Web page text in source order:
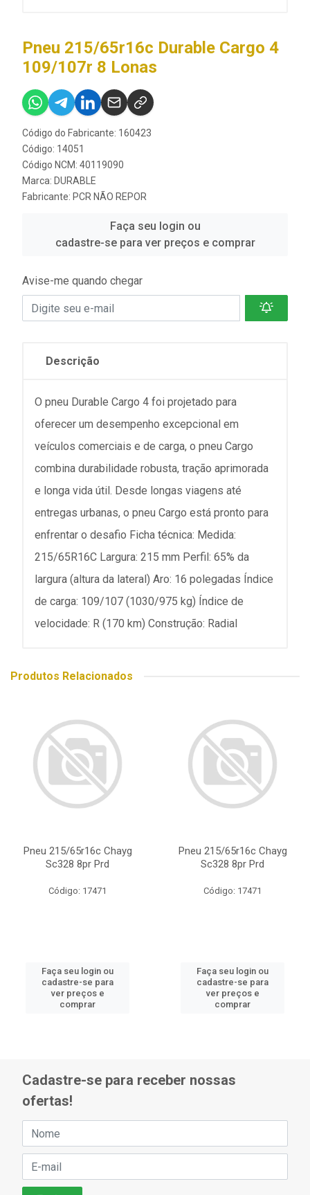
Pneu 215/65r16c Durable Cargo 4
109/107r 8 Lonas
Código do Fabricante: 160423
Código: 14051
Código NCM: 40119090
Marca: DURABLE
Fabricante: PCR NÃO REPOR
Faça seu login ou
cadastre-se para ver preços e comprar
Avise-me quando chegar
Descrição
O pneu Durable Cargo 4 foi projetado para
oferecer um desempenho excepcional em
veículos comerciais e de carga, o pneu Cargo
combina durabilidade robusta, tração aprimorada
e longa vida útil. Desde longas viagens até
entregas urbanas, o pneu Cargo está pronto para
enfrentar o desafio Ficha técnica: Medida:
215/65R16C Largura: 215 mm Perfil: 65% da
largura (altura da lateral) Aro: 16 polegadas Índice
de carga: 109/107 (1030/975 kg) Índice de
velocidade: R (170 km) Construção: Radial
Produtos Relacionados
Pneu 215/65r16c Chayg
Sc328 8pr Prd
Código: 17471
Faça seu login ou
cadastre-se para
ver preços e
comprar
Pneu 215/65r16c Chayg
Sc328 8pr Prd
Código: 17471
Faça seu login ou
cadastre-se para
ver preços e
comprar
Cadastre-se para receber nossas
ofertas!